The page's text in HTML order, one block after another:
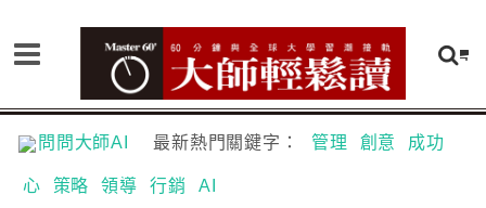
問問大師AI 最新熱門關鍵字： 管理 創意 成功
心 策略 領導 行銷 AI